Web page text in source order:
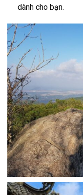
dành cho bạn.